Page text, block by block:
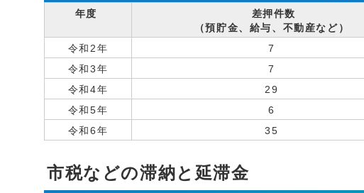
年度
差押件数
（預貯金、給与、不動産など）
令和2年
7
令和3年
7
令和4年
29
令和5年
6
令和6年
35
市税などの滞納と延滞金